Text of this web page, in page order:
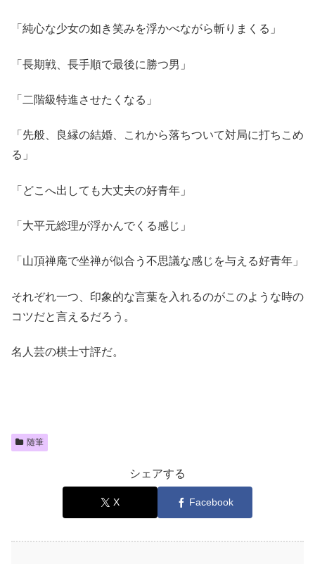
「純心な少女の如き笑みを浮かべながら斬りまくる」
「長期戦、長手順で最後に勝つ男」
「二階級特進させたくなる」
「先般、良縁の結婚、これから落ちついて対局に打ちこめ
る」
「どこへ出しても大丈夫の好青年」
「大平元総理が浮かんでくる感じ」
「山頂禅庵で坐禅が似合う不思議な感じを与える好青年」
それぞれ一つ、印象的な言葉を入れるのがこのような時の
コツだと言えるだろう。
名人芸の棋士寸評だ。
随筆
シェアする
X Facebook